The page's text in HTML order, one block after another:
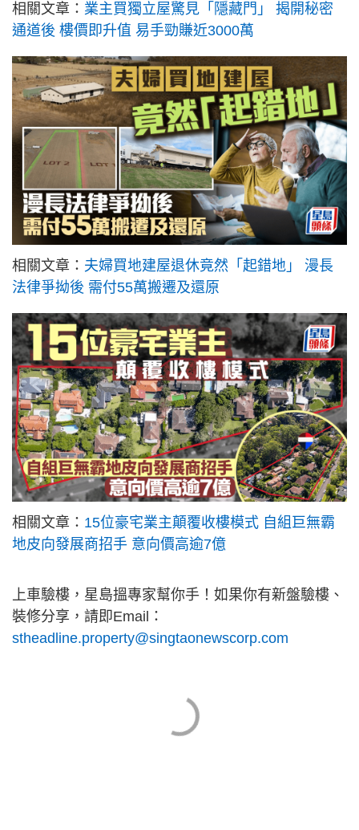
相關文章： 業主買獨立屋驚見「隱藏門」 揭開秘密
通道後 樓價即升值 易手勁賺近3000萬
相關文章： 夫婦買地建屋退休竟然「起錯地」 漫長
法律爭拗後 需付55萬搬遷及還原
相關文章： 15位豪宅業主顛覆收樓模式 自組巨無霸
地皮向發展商招手 意向價高逾7億
上車驗樓，星島搵專家幫你手！如果你有新盤驗樓、
裝修分享，請即Email：
stheadline.property@singtaonewscorp.com